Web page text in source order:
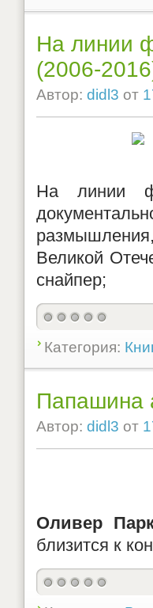
На линии
(2006-
Автор: didl3 от
На линии
Великой
снайпер;
Категория:
Папашина
Автор: didl3 от
Оливер
близится к